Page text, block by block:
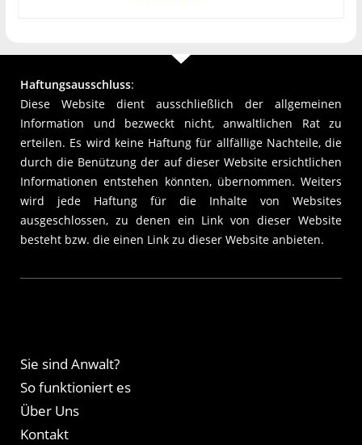
Haftungsausschluss:
Diese Website dient ausschließlich der allgemeinen
Information und bezweckt nicht, anwaltlichen Rat zu
erteilen. Es wird keine Haftung für allfällige Nachteile, die
durch die Benützung der auf dieser Website ersichtlichen
Informationen entstehen könnten, übernommen. Weiters
wird jede Haftung für die Inhalte von Websites
ausgeschlossen, zu denen ein Link von dieser Website
besteht bzw. die einen Link zu dieser Website anbieten.
Sie sind Anwalt?
So funktioniert es
Über Uns
Kontakt